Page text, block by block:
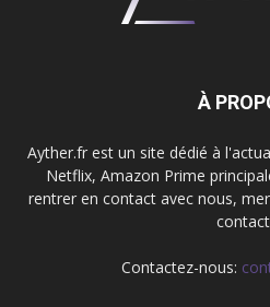
À
Ayther.fr est un site dédié à
Netflix, Amazon Prime
rentrer en contact avec nous,
Contactez-nous: